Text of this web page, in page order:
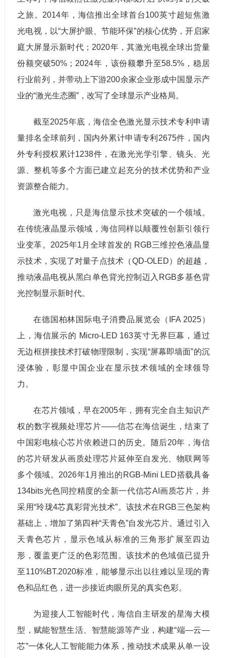
之旅。2014年，海信推出全球首台100英寸超短焦激
光电视，以“大屏护眼、节能环保”的核心优势，开启家
庭大屏显示新时代；2020年，其激光电视全球出货量
份额突破50%；2024年，该份额攀升至58.5%，稳居
行业前列，并带动上下游200余家企业形成中国显示产
业的“激光生态圈”，改写了全球显示产业格局。
截至2025年底，海信全色激光显示技术专利申请
量排名全球前列，国内外累计申请专利2675件，国内
外专利授权累计1238件，在激光光学引擎、镜头、光
源、整机等多个方面已建立起充分的技术优势和产业
资源整合能力。
激光电视，只是海信显示技术突破的一个领域。
在传统液晶显示领域，海信同样以颠覆性创新引领行
业变革。2025年1月全球首发的 RGB三维控色液晶显
示技术，实现了对量子点技术（QD-OLED）的超越，
推动液晶电视从黑白单色背光控制迈入RGB多基色背
光控制显示新时代。
在德国柏林国际电子消费品展览会（IFA 2025）
上，海信展示的 Micro-LED 163英寸无界巨幕，通过
无边框拼接技术打破物理限制，实现“屏幕即墙面”的沉
浸体验，彰显中国企业在显示技术领域的全球领导
力。
在芯片领域，早在2005年，拥有完全自主知识产
权的数字视频处理芯片——信芯在海信诞生，结束了
中国彩电核心芯片依赖进口的历史。随后20年，海信
的芯片研发从画质处理芯片延伸至自发光、物联网等
多个领域。2026年1月推出的RGB-Mini LED搭载具备
134bits光色同控精度的全新一代信芯AI画质芯片，并
采用“玲珑4芯真彩背光技术”。该技术在RGB三色架构
基础上，增加了第四种“天青色”自发光芯片。通过引入
天青色芯片，显示色域从标准的三角形扩展至四边
形，覆盖更广泛的色彩范围。该技术的色域值已提升
至110%BT.2020标准，能够显示出以往难以呈现的青
色和品红色，进一步接近肉眼所见的真实色彩。
为迎接人工智能时代，海信自主研发的星海大模
型，赋能智慧生活、智慧能源等产业，构建“端—云—
芯”一体化人工智能能力体系，推动技术成果从单一设